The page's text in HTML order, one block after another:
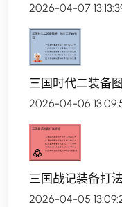
2026-04-07
三国时代二装备
2026-04-06
三国战记装备打
2026-04-05